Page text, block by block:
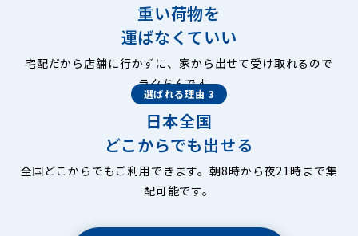
重い荷物を
運ばなくていい
宅配だから店舗に行かずに、家から出せて受け取れるので
ラクちんです。
選ばれる理由 3
日本全国
どこからでも出せる
全国どこからでもご利用できます。朝8時から夜21時まで集
配可能です。